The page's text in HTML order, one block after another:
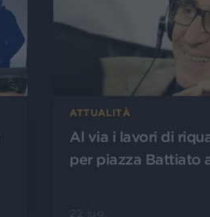
ATTUALITÀ
Al via i lavori di
per piazza Battiato